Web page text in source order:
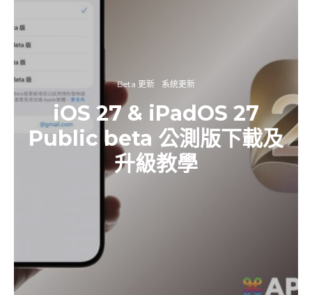
Beta 更新 系統更新
iOS 27 & iPadOS 27
Public beta 公測版下載及
升級教學